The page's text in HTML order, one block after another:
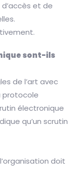
et de
sont-ils
de l’art avec
protocole
électronique
qu’un scrutin
doit